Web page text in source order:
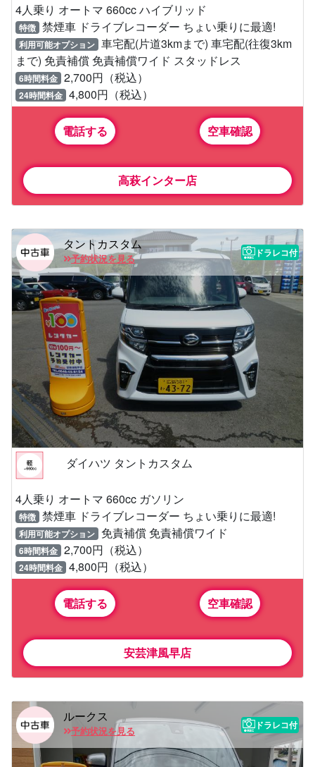
4人乗り オートマ 660cc ハイブリッド
特徴 禁煙車 ドライブレコーダー ちょい乗りに最適!
利用可能オプション 車宅配(片道3kmまで) 車宅配(往復3km
まで) 免責補償 免責補償ワイド スタッドレス
6時間料金 2,700円（税込）
24時間料金 4,800円（税込）
電話する 空車確認
高萩インター店
タントカスタム
予約状況を見る
ドラレコ付
ダイハツ タントカスタム
4人乗り オートマ 660cc ガソリン
特徴 禁煙車 ドライブレコーダー ちょい乗りに最適!
利用可能オプション 免責補償 免責補償ワイド
6時間料金 2,700円（税込）
24時間料金 4,800円（税込）
電話する 空車確認
安芸津風早店
ルークス
予約状況を見る
ドラレコ付